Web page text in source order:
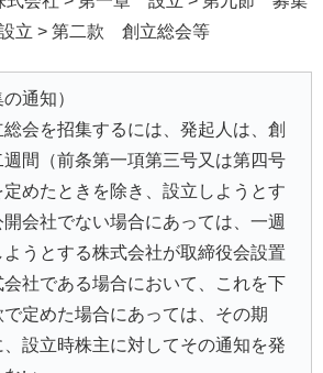
立 > 第二款 創立総会等
通知）
会を招集するには、発起人は、創
間（前条第一項第三号又は第四号
めたときを除き、設立しようとす
会社でない場合にあっては、一週
うとする株式会社が取締役会設置
社である場合において、これを下
定めた場合にあっては、その期
設立時株主に対してその通知を発